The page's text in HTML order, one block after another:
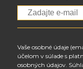
Vaše osobné údaje
účelom v súlade s
osobných údajov.